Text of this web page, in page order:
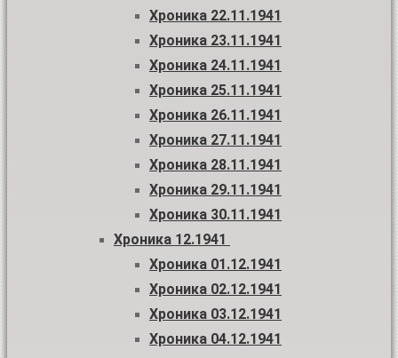
Хроника 22.11.1941
Хроника 23.11.1941
Хроника 24.11.1941
Хроника 25.11.1941
Хроника 26.11.1941
Хроника 27.11.1941
Хроника 28.11.1941
Хроника 29.11.1941
Хроника 30.11.1941
Хроника 12.1941
Хроника 01.12.1941
Хроника 02.12.1941
Хроника 03.12.1941
Хроника 04.12.1941